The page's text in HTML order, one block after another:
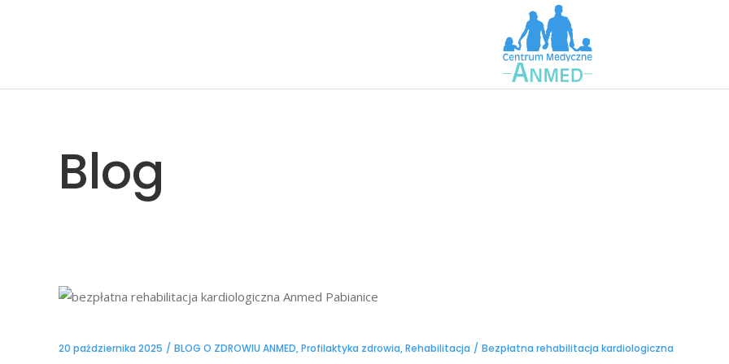
Blog
20 października 2025 BLOG O ZDROWIU ANMED,Profilaktyka zdrowia,Rehabilitacja Bezpłatna rehabilitacja kardiologiczna